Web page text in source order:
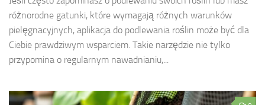
różnorodne gatunki, które wymagają różnych warunków
pielęgnacyjnych, aplikacja do podlewania roślin może być dla
Ciebie prawdziwym wsparciem. Takie narzędzie nie tylko
przypomina o regularnym nawadnianiu,...